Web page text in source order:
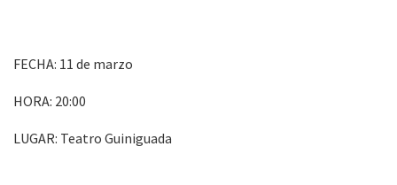
FECHA: 11 de marzo
HORA: 20:00
LUGAR: Teatro Guiniguada